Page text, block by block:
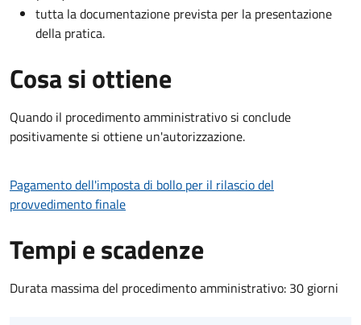
tutta la documentazione prevista per la presentazione
della pratica.
Cosa si ottiene
Quando il procedimento amministrativo si conclude
positivamente si ottiene un'autorizzazione.
Pagamento dell'imposta di bollo per il rilascio del
provvedimento finale
Tempi e scadenze
Durata massima del procedimento amministrativo: 30 giorni